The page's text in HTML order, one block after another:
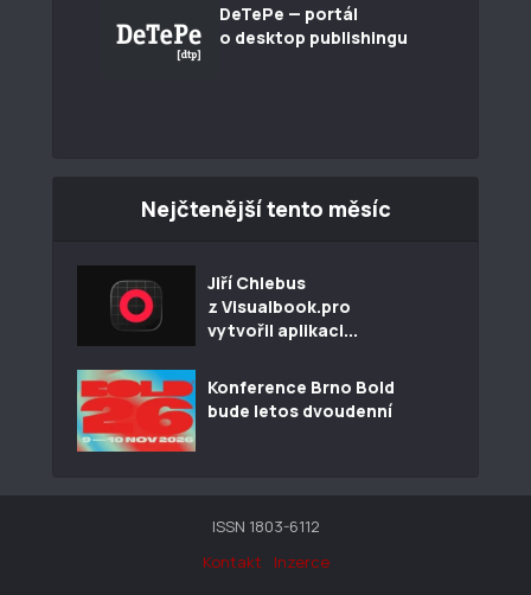
DeTePe — portál
o desktop publishingu
Nejčtenější tento měsíc
Jiří Chlebus
z Visualbook.pro
vytvořil aplikaci...
Konference Brno Bold
bude letos dvoudenní
ISSN 1803-6112
Kontakt
Inzerce